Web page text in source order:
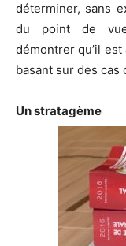
déterminer, sans
du point de
démontrer qu’il
basant sur des cas
Un stratagème